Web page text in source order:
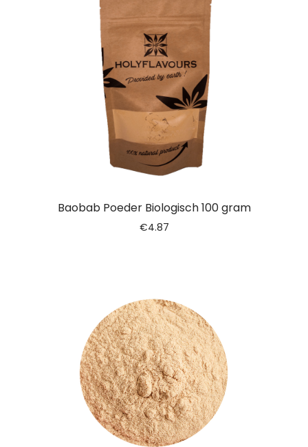
Baobab Poeder Biologisch 100 gram
€4.87